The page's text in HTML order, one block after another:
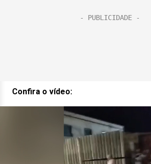
Confira o vídeo: